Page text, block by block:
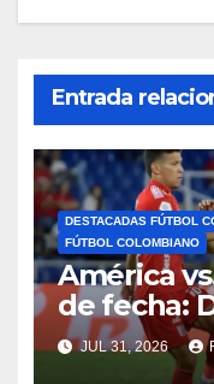
Entrada
DESTACADAS FÚTBOL
FÚTBOL COLOMBIANO
América
de fecha:
motivos
JUL 31, 2026